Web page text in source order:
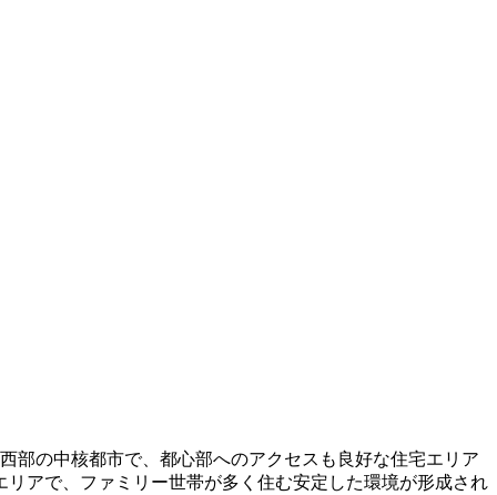
部の中核都市で、都心部へのアクセスも良好な住宅エリア
アで、ファミリー世帯が多く住む安定した環境が形成され